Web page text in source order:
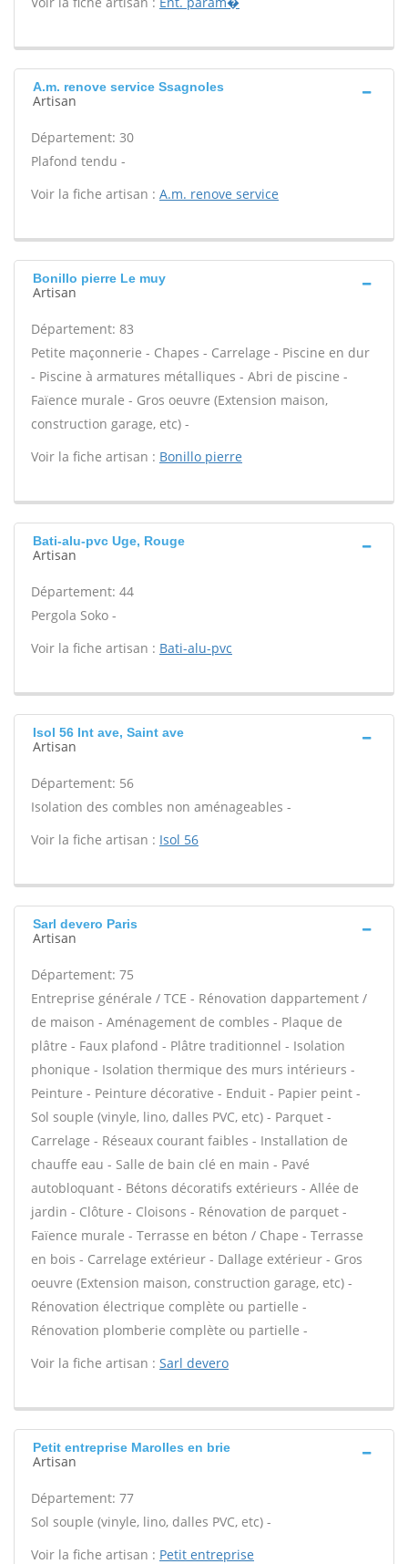
A.m. renove service Ssagnoles
Artisan
Département: 30
Plafond tendu -
Voir la fiche artisan : A.m. renove service
Bonillo pierre Le muy
Artisan
Département: 83
Petite maçonnerie - Chapes - Carrelage - Piscine en dur
- Piscine à armatures métalliques - Abri de piscine -
Faïence murale - Gros oeuvre (Extension maison,
construction garage, etc) -
Voir la fiche artisan : Bonillo pierre
Bati-alu-pvc Uge, Rouge
Artisan
Département: 44
Pergola Soko -
Voir la fiche artisan : Bati-alu-pvc
Isol 56 Int ave, Saint ave
Artisan
Département: 56
Isolation des combles non aménageables -
Voir la fiche artisan : Isol 56
Sarl devero Paris
Artisan
Département: 75
Entreprise générale / TCE - Rénovation dappartement /
de maison - Aménagement de combles - Plaque de
plâtre - Faux plafond - Plâtre traditionnel - Isolation
phonique - Isolation thermique des murs intérieurs -
Peinture - Peinture décorative - Enduit - Papier peint -
Sol souple (vinyle, lino, dalles PVC, etc) - Parquet -
Carrelage - Réseaux courant faibles - Installation de
chauffe eau - Salle de bain clé en main - Pavé
autobloquant - Bétons décoratifs extérieurs - Allée de
jardin - Clôture - Cloisons - Rénovation de parquet -
Faïence murale - Terrasse en béton / Chape - Terrasse
en bois - Carrelage extérieur - Dallage extérieur - Gros
oeuvre (Extension maison, construction garage, etc) -
Rénovation électrique complète ou partielle -
Rénovation plomberie complète ou partielle -
Voir la fiche artisan : Sarl devero
Petit entreprise Marolles en brie
Artisan
Département: 77
Sol souple (vinyle, lino, dalles PVC, etc) -
Voir la fiche artisan : Petit entreprise